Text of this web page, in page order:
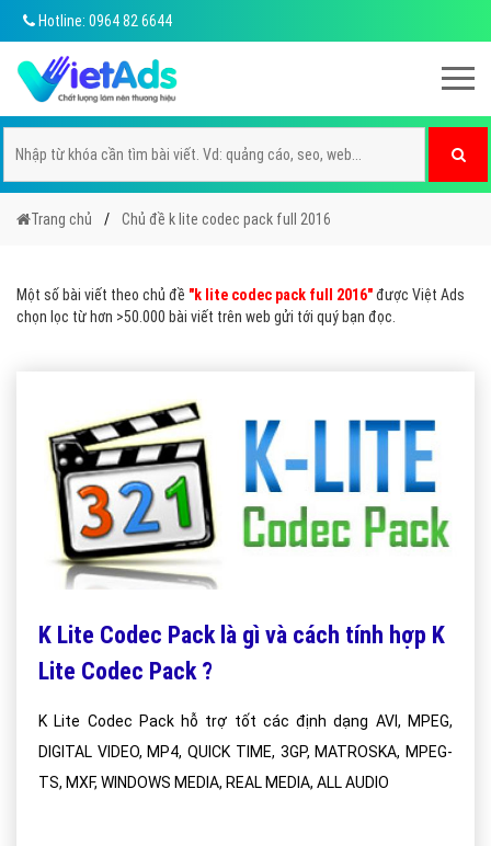
Hotline: 0964 82 6644
Trang chủ Chủ đề k lite codec pack full 2016
Một số bài viết theo chủ đề "k lite codec pack full 2016"được Việt Ads
chọn lọc từ hơn >50.000 bài viết trên web gửi tới quý bạn đọc.
K Lite Codec Pack là gì và cách tính hợp K
Lite Codec Pack ?
K Lite Codec Pack hỗ trợ tốt các định dạng AVI, MPEG,
DIGITAL VIDEO, MP4, QUICK TIME, 3GP, MATROSKA, MPEG-
TS, MXF, WINDOWS MEDIA, REAL MEDIA, ALL AUDIO